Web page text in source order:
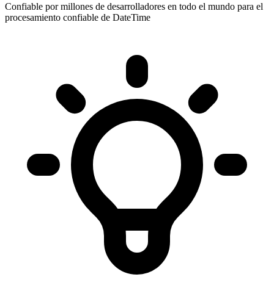
Confiable por millones de desarrolladores en todo el mundo para el
procesamiento confiable de DateTime